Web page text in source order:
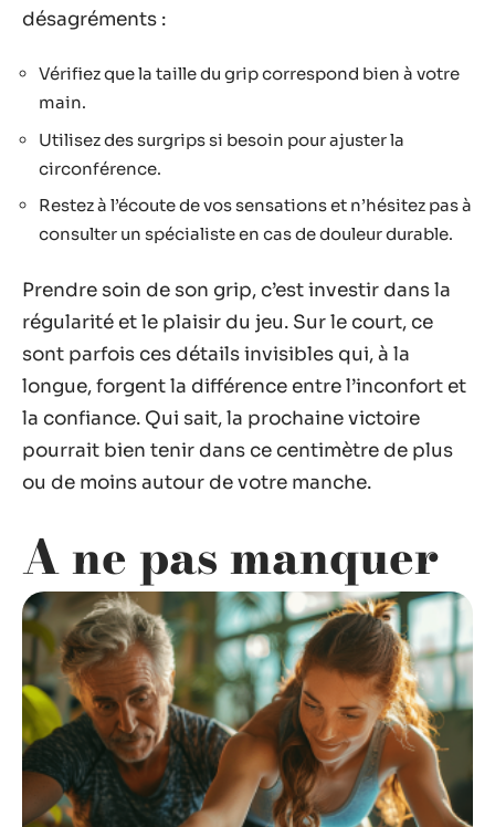
désagréments :
Vérifiez que la taille du grip correspond bien à votre
main.
Utilisez des surgrips si besoin pour ajuster la
circonférence.
Restez à l’écoute de vos sensations et n’hésitez pas à
consulter un spécialiste en cas de douleur durable.
Prendre soin de son grip, c’est investir dans la
régularité et le plaisir du jeu. Sur le court, ce
sont parfois ces détails invisibles qui, à la
longue, forgent la différence entre l’inconfort et
la confiance. Qui sait, la prochaine victoire
pourrait bien tenir dans ce centimètre de plus
ou de moins autour de votre manche.
A ne pas manquer